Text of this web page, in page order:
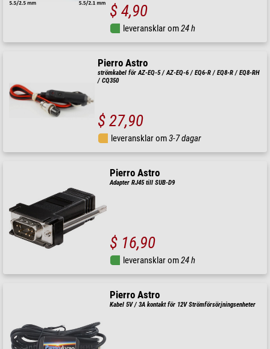
$ 4,90
leveransklar om24 h
Pierro Astro
strömkabel för AZ-EQ-5 / AZ-EQ-6 / EQ6-R / EQ8-R / EQ8-RH
/ CQ350
$ 27,90
leveransklar om3-7 dagar
Pierro Astro
Adapter RJ45 till SUB-D9
$ 16,90
leveransklar om24 h
Pierro Astro
Kabel 5V / 3A kontakt för 12V Strömförsörjningsenheter